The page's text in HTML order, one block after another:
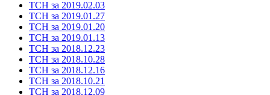
ТСН за 2019.02.03
ТСН за 2019.01.27
ТСН за 2019.01.20
ТСН за 2019.01.13
ТСН за 2018.12.23
ТСН за 2018.10.28
ТСН за 2018.12.16
ТСН за 2018.10.21
ТСН за 2018.12.09